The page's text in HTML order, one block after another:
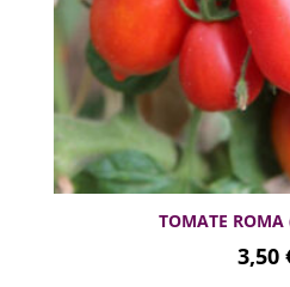
TOMATE ROMA
3,50